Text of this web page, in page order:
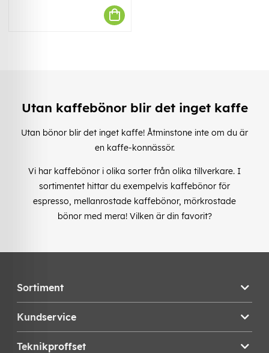
Utan kaffebönor blir det inget kaffe
Utan bönor blir det inget kaffe! Åtminstone inte om du är
en kaffe-konnässör.
Vi har kaffebönor i olika sorter från olika tillverkare. I
sortimentet hittar du exempelvis kaffebönor för
espresso, mellanrostade kaffebönor, mörkrostade
bönor med mera! Vilken är din favorit?
Sortiment
Kundservice
Teknikproffset